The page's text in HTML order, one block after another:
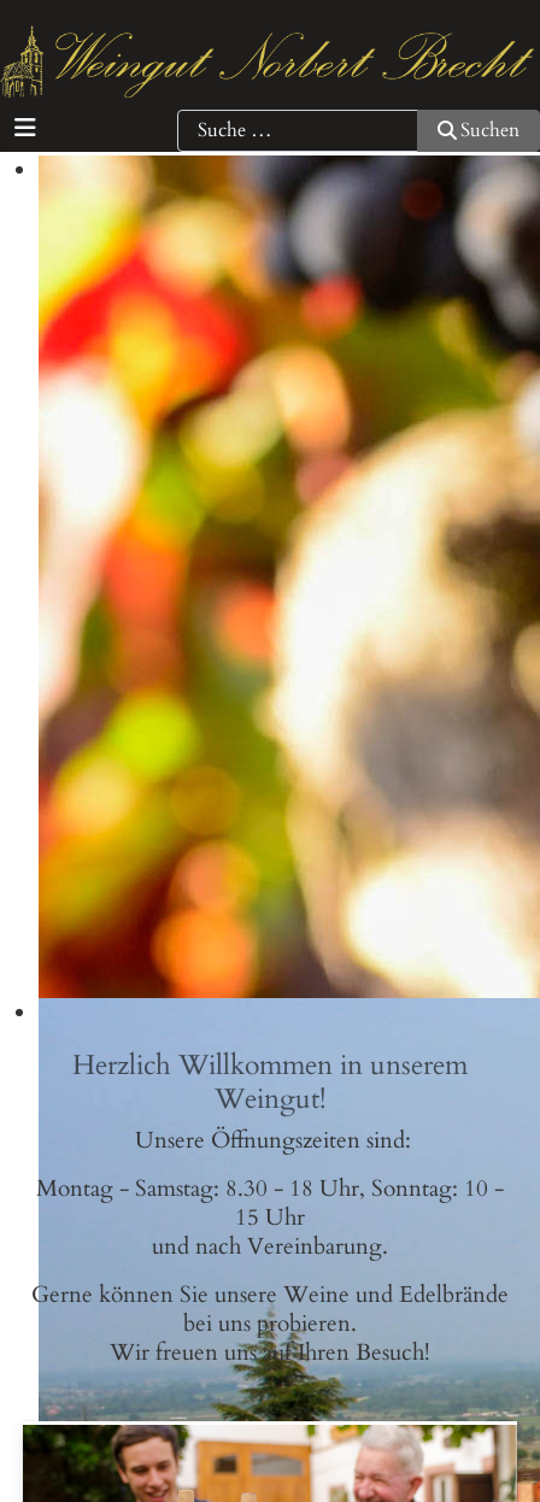
Suchen Suchen
Herzlich Willkommen in unserem
Weingut!
Unsere Öffnungszeiten sind:
Montag - Samstag: 8.30 - 18 Uhr, Sonntag: 10 -
15 Uhr
und nach Vereinbarung.
Gerne können Sie unsere Weine und Edelbrände
bei uns probieren.
Wir freuen uns auf Ihren Besuch!